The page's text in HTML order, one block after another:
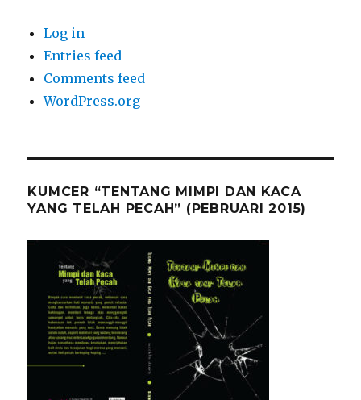
Log in
Entries feed
Comments feed
WordPress.org
KUMCER “TENTANG MIMPI DAN KACA
YANG TELAH PECAH” (PEBRUARI 2015)